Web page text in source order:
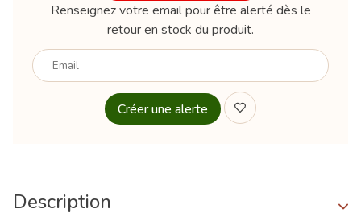
Renseignez votre email pour être alerté dès le
retour en stock du produit.
Votre
Description